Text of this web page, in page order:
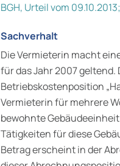
BGH, Urteil vom
Sachverhalt
Die Vermieterin macht
für das Jahr 2007
Betriebskostenposition
Vermieterin für mehrere
bewohnte
Tätigkeiten für diese
Betrag erscheint in der